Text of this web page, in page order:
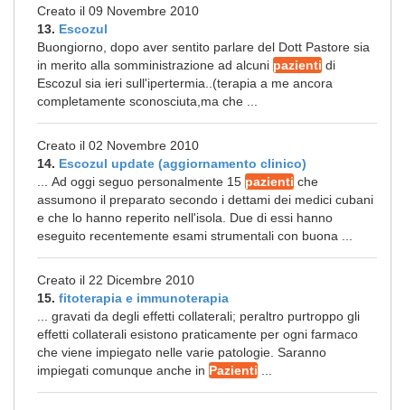
Creato il 09 Novembre 2010
13. Escozul
Buongiorno, dopo aver sentito parlare del Dott Pastore sia
in merito alla somministrazione ad alcuni pazienti di
Escozul sia ieri sull'ipertermia..(terapia a me ancora
completamente sconosciuta,ma che ...
Creato il 02 Novembre 2010
14. Escozul update (aggiornamento clinico)
... Ad oggi seguo personalmente 15 pazienti che
assumono il preparato secondo i dettami dei medici cubani
e che lo hanno reperito nell'isola. Due di essi hanno
eseguito recentemente esami strumentali con buona ...
Creato il 22 Dicembre 2010
15. fitoterapia e immunoterapia
... gravati da degli effetti collaterali; peraltro purtroppo gli
effetti collaterali esistono praticamente per ogni farmaco
che viene impiegato nelle varie patologie. Saranno
impiegati comunque anche in Pazienti